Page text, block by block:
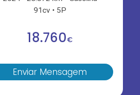
91cv
5P
18.760€
Enviar Mensagem